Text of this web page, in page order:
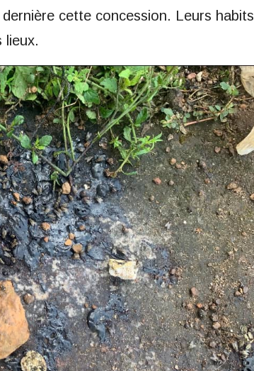
cette concession. Leurs habits
lieux.